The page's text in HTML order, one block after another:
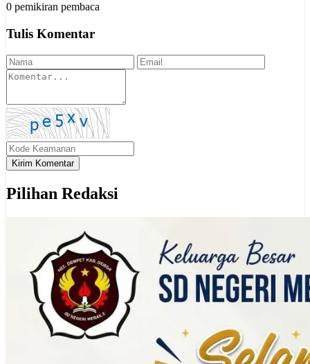
0 pemikiran pembaca
Tulis Komentar
Kirim Komentar
Pilihan Redaksi